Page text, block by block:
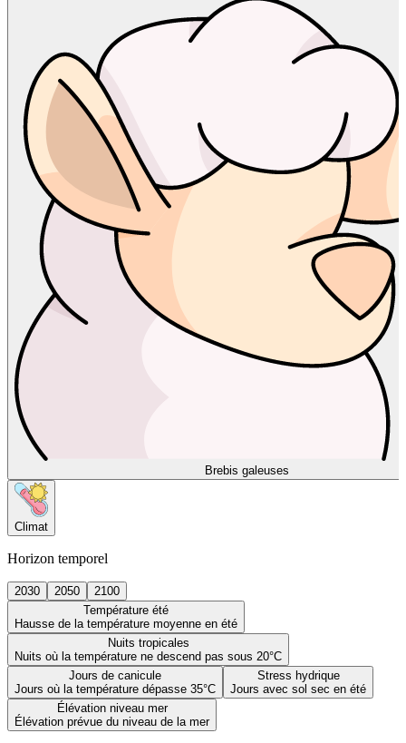
Brebis galeuses
Climat
Horizon temporel
2030 2050
2100
Température été
Hausse de la température moyenne en été
Nuits tropicales
Nuits où la température ne descend pas sous 20°C
Jours de canicule
Jours où la température dépasse 35°C
Stress hydrique
Jours avec sol sec en été
Élévation niveau mer
Élévation prévue du niveau de la mer